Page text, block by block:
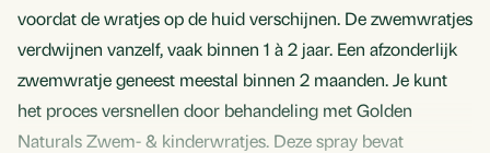
Aan nieuwe lijst
voordat de wratjes op de huid verschijnen. De zwemwratjes
verdwijnen vanzelf, vaak binnen 1 à 2 jaar. Een afzonderlijk
zwemwratje geneest meestal binnen 2 maanden. Je kunt
het proces versnellen door behandeling met Golden
Naturals Zwem- & kinderwratjes. Deze spray bevat